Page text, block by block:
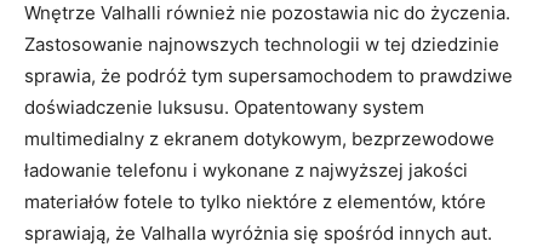
Wnętrze Valhalli również⁢ nie pozostawia nic ‍do życzenia.
Zastosowanie najnowszych technologii⁣ w‍ tej dziedzinie
sprawia, że podróż tym supersamochodem to prawdziwe
doświadczenie luksusu. Opatentowany system​
multimedialny z ekranem dotykowym, bezprzewodowe
ładowanie telefonu i wykonane z najwyższej jakości
materiałów fotele to tylko ⁤niektóre‌ z elementów, które​
sprawiają, że Valhalla wyróżnia się⁣ spośród innych aut.